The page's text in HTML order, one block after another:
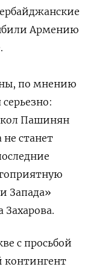
Армению
по мнению
Пашинян
не станет
Запада»
с просьбой
контингент